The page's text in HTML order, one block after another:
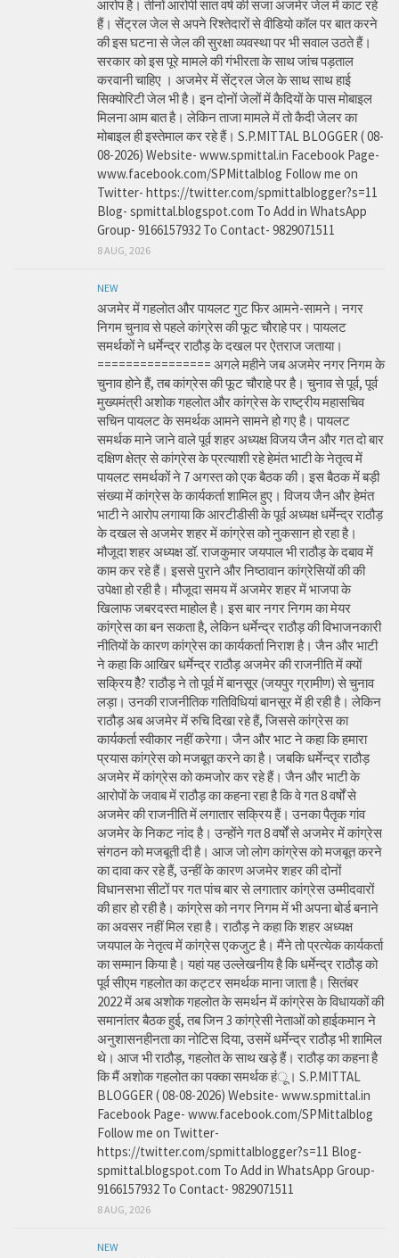
आरोप है। तीनों आरोपी सात वर्ष की सजा अजमेर जेल में काट रहे
हैं। सेंट्रल जेल से अपने रिश्तेदारों से वीडियो कॉल पर बात करने
की इस घटना से जेल की सुरक्षा व्यवस्था पर भी सवाल उठते हैं।
सरकार को इस पूरे मामले की गंभीरता के साथ जांच पड़ताल
करवानी चाहिए । अजमेर में सेंट्रल जेल के साथ साथ हाई
सिक्योरिटी जेल भी है। इन दोनों जेलों में कैदियों के पास मोबाइल
मिलना आम बात है। लेकिन ताजा मामले में तो कैदी जेलर का
मोबाइल ही इस्तेमाल कर रहे हैं। S.P.MITTAL BLOGGER ( 08-
08-2026) Website- www.spmittal.in Facebook Page-
www.facebook.com/SPMittalblog Follow me on
Twitter- https://twitter.com/spmittalblogger?s=11
Blog- spmittal.blogspot.com To Add in WhatsApp
Group- 9166157932 To Contact- 9829071511
8 AUG, 2026
NEW
अजमेर में गहलोत और पायलट गुट फिर आमने-सामने। नगर
निगम चुनाव से पहले कांग्रेस की फूट चौराहे पर। पायलट
समर्थकों ने धर्मेन्द्र राठौड़ के दखल पर ऐतराज जताया।
================ अगले महीने जब अजमेर नगर निगम के
चुनाव होने हैं, तब कांग्रेस की फूट चौराहे पर है। चुनाव से पूर्व, पूर्व
मुख्यमंत्री अशोक गहलोत और कांग्रेस के राष्ट्रीय महासचिव
सचिन पायलट के समर्थक आमने सामने हो गए है। पायलट
समर्थक माने जाने वाले पूर्व शहर अध्यक्ष विजय जैन और गत दो बार
दक्षिण क्षेत्र से कांग्रेस के प्रत्याशी रहे हेमंत भाटी के नेतृत्व में
पायलट समर्थकों ने 7 अगस्त को एक बैठक की। इस बैठक में बड़ी
संख्या में कांग्रेस के कार्यकर्ता शामिल हुए। विजय जैन और हेमंत
भाटी ने आरोप लगाया कि आरटीडीसी के पूर्व अध्यक्ष धर्मेन्द्र राठौड़
के दखल से अजमेर शहर में कांग्रेस को नुकसान हो रहा है।
मौजूदा शहर अध्यक्ष डॉ. राजकुमार जयपाल भी राठौड़ के दबाव में
काम कर रहे हैं। इससे पुराने और निष्ठावान कांग्रेसियों की की
उपेक्षा हो रही है। मौजूदा समय में अजमेर शहर में भाजपा के
खिलाफ जबरदस्त माहोल है। इस बार नगर निगम का मेयर
कांग्रेस का बन सकता है, लेकिन धर्मेन्द्र राठौड़ की विभाजनकारी
नीतियों के कारण कांग्रेस का कार्यकर्ता निराश है। जैन और भाटी
ने कहा कि आखिर धर्मेन्द्र राठौड़ अजमेर की राजनीति में क्यों
सक्रिय हैै? राठौड़ ने तो पूर्व में बानसूर (जयपुर ग्रामीण) से चुनाव
लड़ा। उनकी राजनीतिक गतिविधियां बानसूर में ही रही है। लेकिन
राठौड़ अब अजमेर में रुचि दिखा रहे हैं, जिससे कांग्रेस का
कार्यकर्ता स्वीकार नहीं करेगा। जैन और भाट ने कहा कि हमारा
प्रयास कांग्रेस को मजबूत करने का है। जबकि धर्मेन्द्र राठौड़
अजमेर में कांग्रेस को कमजोर कर रहे हैं। जैन और भाटी के
आरोपों के जवाब में राठौड़ का कहना रहा है कि वे गत 8 वर्षों से
अजमेर की राजनीति में लगातार सक्रिय हैं। उनका पैतृक गांव
अजमेर के निकट नांद है। उन्होंने गत 8 वर्षों से अजमेर में कांग्रेस
संगठन को मजबूती दी है। आज जो लोग कांग्रेस को मजबूत करने
का दावा कर रहे हैं, उन्हीं के कारण अजमेर शहर की दोनों
विधानसभा सीटों पर गत पांच बार से लगातार कांग्रेस उम्मीदवारों
की हार हो रही है। कांग्रेस को नगर निगम में भी अपना बोर्ड बनाने
का अवसर नहीं मिल रहा है। राठौड़ ने कहा कि शहर अध्यक्ष
जयपाल के नेतृत्व में कांग्रेस एकजुट है। मैंने तो प्रत्येक कार्यकर्ता
का सम्मान किया है। यहां यह उल्लेखनीय है कि धर्मेन्द्र राठौड़ को
पूर्व सीएम गहलोत का कट्टर समर्थक माना जाता है। सितंबर
2022 में अब अशोक गहलोत के समर्थन में कांग्रेस के विधायकों की
समानांतर बैठक हुई, तब जिन 3 कांग्रेसी नेताओं को हाईकमान ने
अनुशासनहीनता का नोटिस दिया, उसमें धर्मेन्द्र राठौड़ भी शामिल
थे। आज भी राठौड़, गहलोत के साथ खड़े हैं। राठौड़ का कहना है
कि मैं अशोक गहलोत का पक्का समर्थक हंू। S.P.MITTAL
BLOGGER ( 08-08-2026) Website- www.spmittal.in
Facebook Page- www.facebook.com/SPMittalblog
Follow me on Twitter-
https://twitter.com/spmittalblogger?s=11 Blog-
spmittal.blogspot.com To Add in WhatsApp Group-
9166157932 To Contact- 9829071511
8 AUG, 2026
NEW